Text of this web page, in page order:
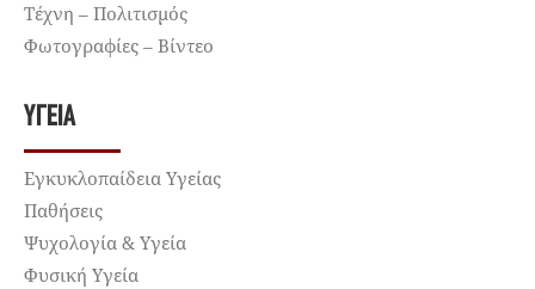
Τέχνη – Πολιτισμός
Φωτογραφίες – Βίντεο
ΥΓΕΊΑ
Εγκυκλοπαίδεια Υγείας
Παθήσεις
Ψυχολογία & Υγεία
Φυσική Υγεία